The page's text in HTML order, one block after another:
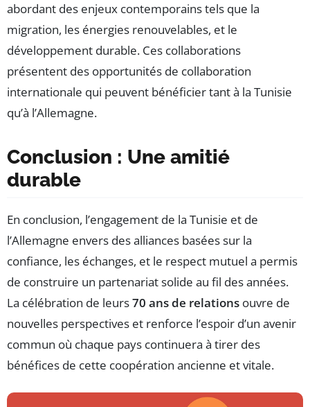
abordant des enjeux contemporains tels que la
migration, les énergies renouvelables, et le
développement durable. Ces collaborations
présentent des opportunités de collaboration
internationale qui peuvent bénéficier tant à la Tunisie
qu’à l’Allemagne.
Conclusion : Une amitié
durable
En conclusion, l’engagement de la Tunisie et de
l’Allemagne envers des alliances basées sur la
confiance, les échanges, et le respect mutuel a permis
de construire un partenariat solide au fil des années.
La célébration de leurs70 ans de relations ouvre de
nouvelles perspectives et renforce l’espoir d’un avenir
commun où chaque pays continuera à tirer des
bénéfices de cette coopération ancienne et vitale.